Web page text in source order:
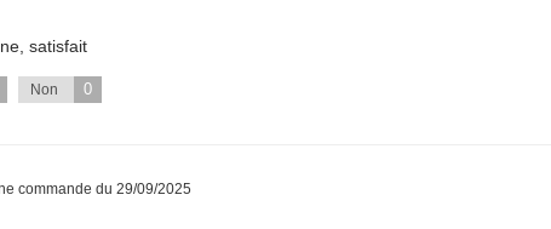
satisfait
Non 0
commande du 29/09/2025